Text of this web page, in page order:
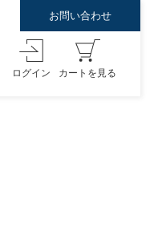
お問い合わせ
ログイン カートを見る